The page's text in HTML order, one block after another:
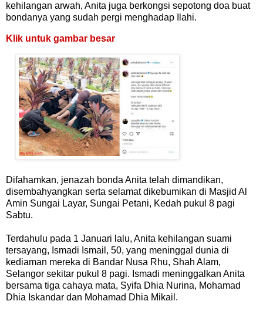
kehilangan arwah, Anita juga berkongsi sepotong doa buat
bondanya yang sudah pergi menghadap Ilahi.
Klik untuk gambar besar
Difahamkan, jenazah bonda Anita telah dimandikan,
disembahyangkan serta selamat dikebumikan di Masjid Al
Amin Sungai Layar, Sungai Petani, Kedah pukul 8 pagi
Sabtu.
Terdahulu pada 1 Januari lalu, Anita kehilangan suami
tersayang, Ismadi Ismail, 50, yang meninggal dunia di
kediaman mereka di Bandar Nusa Rhu, Shah Alam,
Selangor sekitar pukul 8 pagi. Ismadi meninggalkan Anita
bersama tiga cahaya mata, Syifa Dhia Nurina, Mohamad
Dhia Iskandar dan Mohamad Dhia Mikail.